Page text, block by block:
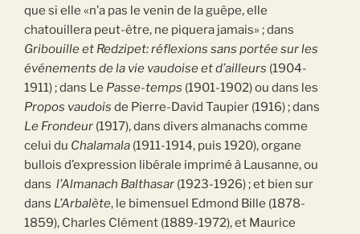
que si elle «n’a pas le venin de la guêpe, elle
chatouillera peut-être, ne piquera jamais» ; dans
Gribouilleet Redzipet: réflexions sans portéesur les
événements de la vie vaudoise etd’ailleurs (1904-
1911) ; dans Le Passe-temps (1901-1902) ou dans les
Propos vaudois de Pierre-David Taupier (1916) ; dans
Le Frondeur (1917), dans divers almanachs comme
celui du Chalamala (1911-1914, puis 1920), organe
bullois d’expression libérale imprimé à Lausanne, ou
dans l’Almanach Balthasar (1923-1926) ; et bien sur
dans L’Arbalète, le bimensuel Edmond Bille (1878-
1859), Charles Clément (1889-1972), et Maurice